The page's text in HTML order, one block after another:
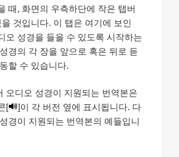
때, 화면의 우측하단에 작은 탭버
것입니다. 이 탭은 여기에 보인
오 성경을 들을 수 있도록 시작하는
경의 각 장을 앞으로 혹은 뒤로 듣
할 수 있습니다.
오디오 성경이 지원되는 번역본은
[
]이 각 버전 옆에 표시됩니다. 다
경이 지원되는 번역본의 예들입니